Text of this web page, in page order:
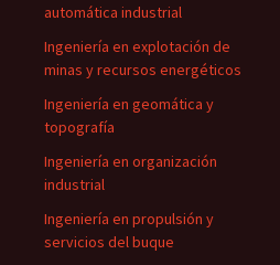
automática industrial
Ingeniería en explotación de
minas y recursos energéticos
Ingeniería en geomática y
topografía
Ingeniería en organización
industrial
Ingeniería en propulsión y
servicios del buque